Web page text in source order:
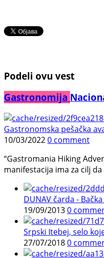
Podeli ovu vest
Gastronomija
Gastronomska pešačka
10/03/20220 comment
“Gastromania Hiking
manifestacija ima za cilj
DUNAV čarda -
19/09/20130
Srpski Itebej, selo
27/07/20180